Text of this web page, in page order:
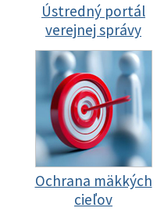
Ústredný portál
verejnej správy
Ochrana mäkkých
cieľov